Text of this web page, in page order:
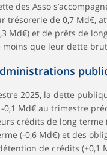
des Asso
trésorerie de 0,7 Md€,
Md€) et de prêts de
que leur dette
2025, la dette
0,1 Md€ au trimestre
crédits de long
(-0,6 Md€) et des
de crédits (+0,1